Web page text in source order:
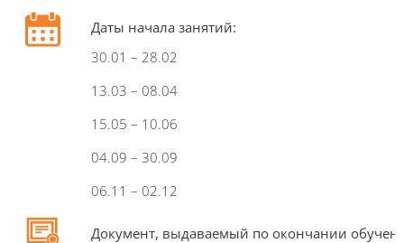
Даты начала занятий:
30.01 – 28.02
13.03 – 08.04
15.05 – 10.06
04.09 – 30.09
06.11 – 02.12
Документ, выдаваемый по окончании